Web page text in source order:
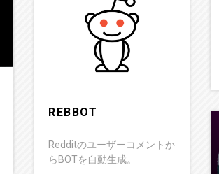
REBBOT
Redditのユーザーコメントか
らBOTを自動生成。